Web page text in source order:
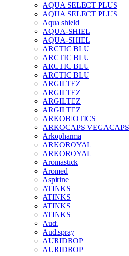
AQUA SELECT PLUS
AQUA SELECT PLUS
Aqua shield
AQUA-SHIEL
AQUA-SHIEL
ARCTIC BLU
ARCTIC BLU
ARCTIC BLU
ARCTIC BLU
ARGILTEZ
ARGILTEZ
ARGILTEZ
ARGILTEZ
ARKOBIOTICS
ARKOCAPS VEGACAPS
Arkopharma
ARKOROYAL
ARKOROYAL
Aromastick
Aromed
Aspirine
ATINKS
ATINKS
ATINKS
ATINKS
Audi
Audispray
AURIDROP
AURIDROP